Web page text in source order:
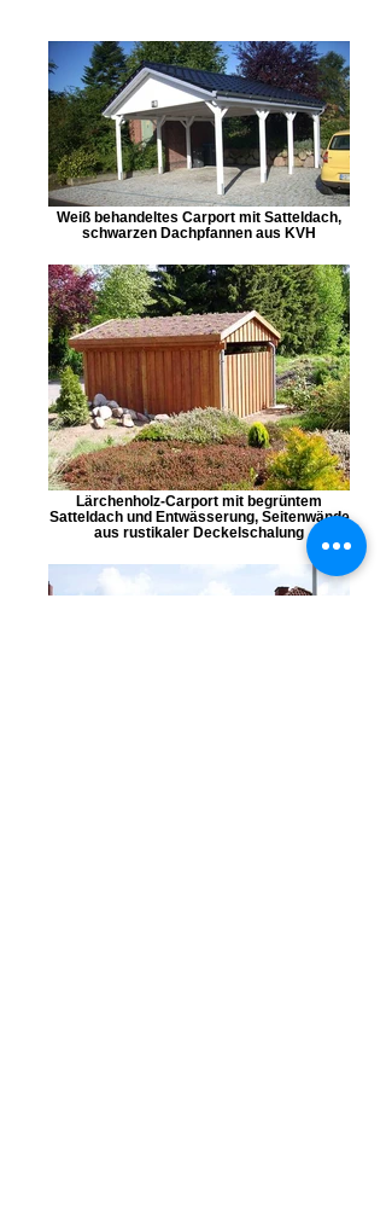
Weiß behandeltes Carport mit Satteldach,
schwarzen Dachpfannen aus KVH
Lärchenholz-Carport mit begrüntem
Satteldach und Entwässerung, Seitenwände
aus rustikaler Deckelschalung